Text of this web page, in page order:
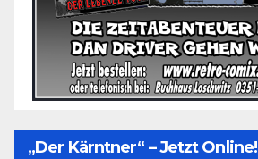
„Der Kärntner“ – Jetzt Online!